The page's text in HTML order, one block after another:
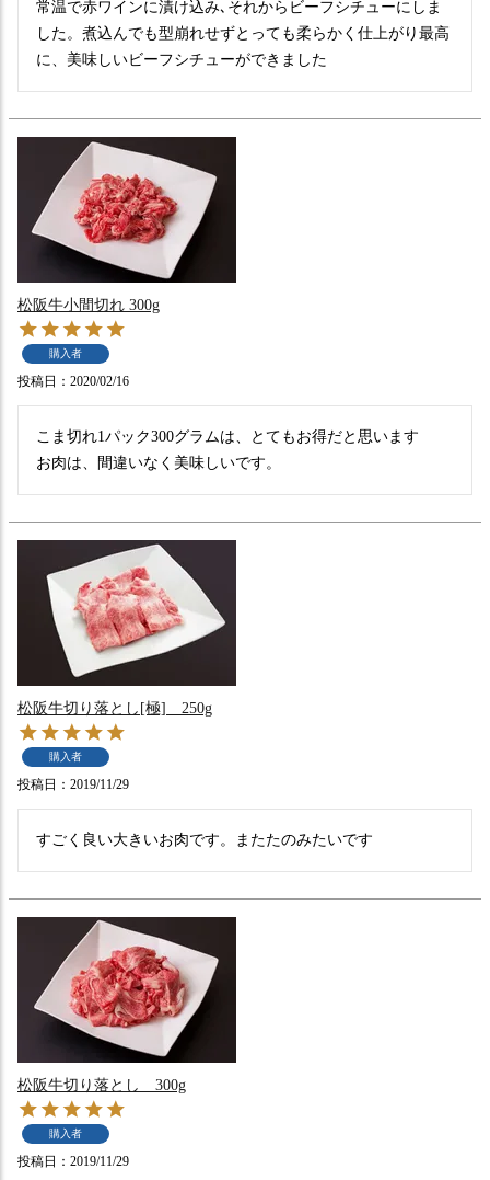
常温で赤ワインに漬け込み､それからビーフシチューにしま
した。煮込んでも型崩れせずとっても柔らかく仕上がり最高
松阪牛小間切れ 300g
購入者
投稿日 2020/02/16
こま切れ1パック300グラムは、とてもお得だと思います
お肉は、間違いなく美味しいです。
松阪牛切り落とし[極] 250g
購入者
投稿日 2019/11/29
すごく良い大きいお肉です。またたのみたいです
松阪牛切り落とし 300g
購入者
投稿日 2019/11/29